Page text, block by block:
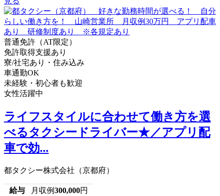
普通免許（AT限定）
免許取得支援あり
寮/社宅あり・住み込み
車通勤OK
未経験・初心者も歓迎
女性活躍中
ライフスタイルに合わせて働き方を選
べるタクシードライバー★／アプリ配
車で効...
都タクシー株式会社（京都府）
給与 月収例300,000円